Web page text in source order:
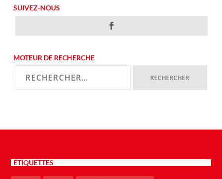
SUIVEZ-NOUS
MOTEUR DE RECHERCHE
ÉTIQUETTES